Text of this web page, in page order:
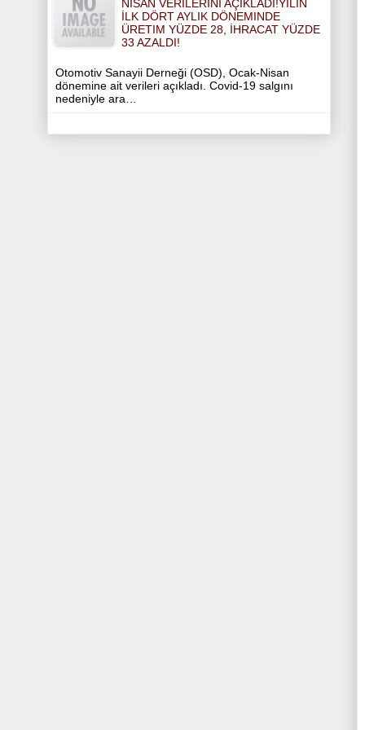
NISAN VERILERINI AÇIKLADI!YILIN
İLK DÖRT AYLIK DÖNEMINDE
ÜRETIM YÜZDE 28, İHRACAT YÜZDE
33 AZALDI!
Otomotiv Sanayii Derneği (OSD), Ocak-Nisan
dönemine ait verileri açıkladı. Covid-19 salgını
nedeniyle ara…